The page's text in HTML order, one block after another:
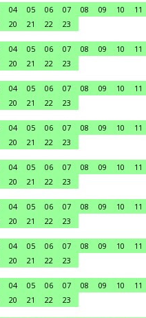
04 05 06 07 08 09 10 11
20 21 22
23
04 05 06 07 08 09 10 11
20 21 22
23
04 05 06 07 08 09 10 11
20 21 22
23
04 05 06 07 08 09 10 11
20 21 22
23
04 05 06 07 08 09 10 11
20 21 22
23
04 05 06 07 08 09 10 11
20 21 22
23
04 05 06 07 08 09 10 11
20 21 22
23
04 05 06 07 08 09 10 11
20 21 22
23